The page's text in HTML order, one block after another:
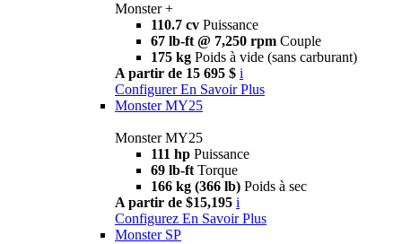
Monster +
110.7 cv Puissance
67 lb-ft @ 7,250 rpm Couple
175 kg Poids à vide (sans carburant)
A partir de 15 695 $ i
Configurer En Savoir Plus
Monster MY25
Monster MY25
111 hp Puissance
69 lb-ft Torque
166 kg (366 lb) Poids à sec
A partir de $15,195 i
Configurez En Savoir Plus
Monster SP